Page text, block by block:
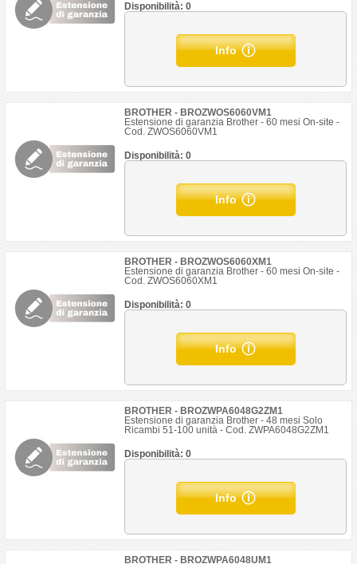
Disponibilità: 0
Info
BROTHER - BROZWOS6060VM1
Estensione di garanzia Brother - 60 mesi On-site -
Cod. ZWOS6060VM1
Disponibilità: 0
Info
BROTHER - BROZWOS6060XM1
Estensione di garanzia Brother - 60 mesi On-site -
Cod. ZWOS6060XM1
Disponibilità: 0
Info
BROTHER - BROZWPA6048G2ZM1
Estensione di garanzia Brother - 48 mesi Solo
Ricambi 51-100 unità - Cod. ZWPA6048G2ZM1
Disponibilità: 0
Info
BROTHER - BROZWPA6048UM1